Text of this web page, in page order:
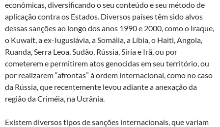
econômicas, diversificando o seu conteúdo e seu método de
aplicação contra os Estados. Diversos países têm sido alvos
dessas sanções ao longo dos anos 1990 e 2000, como o Iraque,
o Kuwait, a ex-Iuguslávia, a Somália, a Líbia, o Haiti, Angola,
Ruanda, Serra Leoa, Sudão, Rússia, Síria e Irã, ou por
cometerem e permitirem atos genocidas em seu território, ou
por realizarem “afrontas” à ordem internacional, como no caso
da Rússia, que recentemente levou adiante a anexação da
região da Criméia, na Ucrânia.
Existem diversos tipos de sanções internacionais, que variam